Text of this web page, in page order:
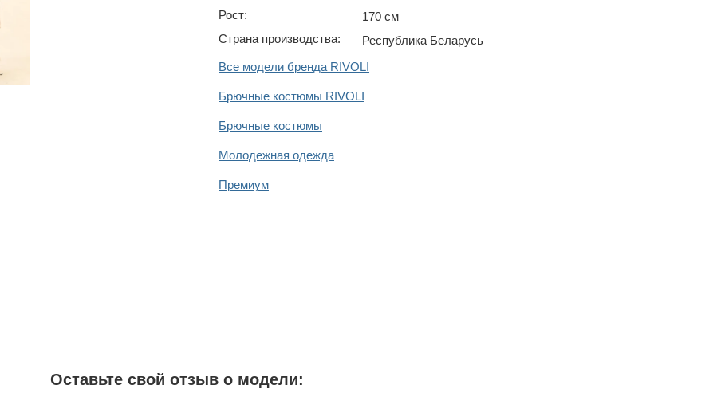
Рост:
170 см
Страна производства:
Республика Беларусь
Все модели бренда RIVOLI
Брючные костюмы RIVOLI
Брючные костюмы
Молодежная одежда
Премиум
Оставьте свой отзыв о модели: